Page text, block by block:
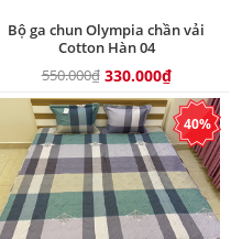
Bộ ga chun Olympia chần vải
Cotton Hàn 04
550.000₫ 330.000₫
40%